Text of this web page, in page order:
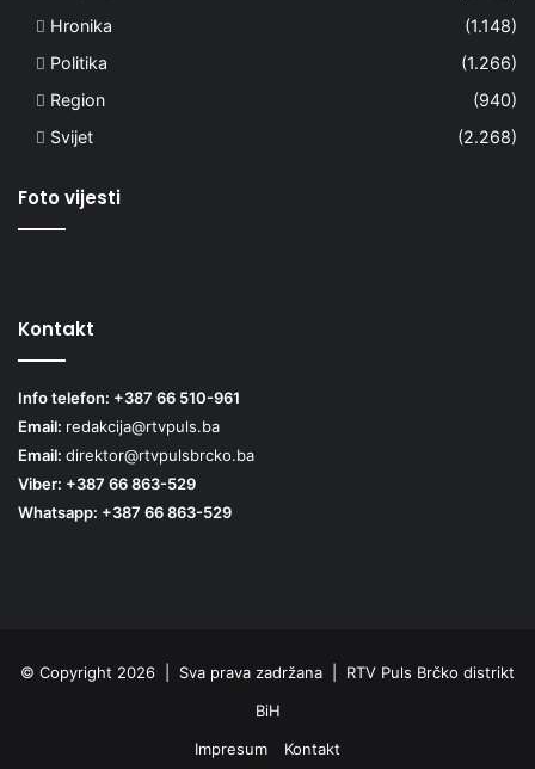
Hronika
(1.148)
Politika
(1.266)
Region
(940)
Svijet
(2.268)
Foto vijesti
Kontakt
Info telefon: +387 66 510-961
Email: redakcija@rtvpuls.ba
Email: direktor@rtvpulsbrcko.ba
Viber: +387 66 863-529
Whatsapp: +387 66 863-529
© Copyright 2026 | Sva prava zadržana | RTV Puls Brčko distrikt
BiH
Impresum
Kontakt